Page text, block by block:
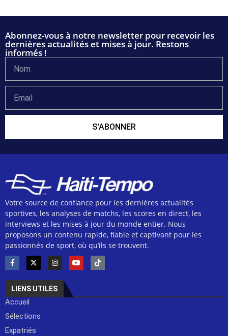
Abonnez-vous à notre newsletter pour recevoir les
dernières actualités et mises à jour. Restons
informés !
S'ABONNER
Votre source de confiance pour les dernières actualités
sportives, les analyses de matchs, les scores en direct, les
interviews et les mises à jour du monde entier. Nous
proposons un contenu rapide, fiable et captivant pour les
passionnés de sport, où qu’ils se trouvent.
LIENS UTILES
Accueil
Sélections
Expatriés